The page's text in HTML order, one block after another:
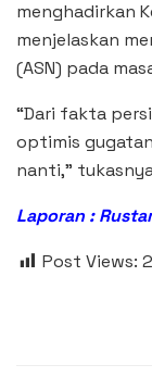
menghadirkan
menjelaskan
(ASN) pada
“Dari fakta
optimis
nanti,”
Laporan :
Post Views: